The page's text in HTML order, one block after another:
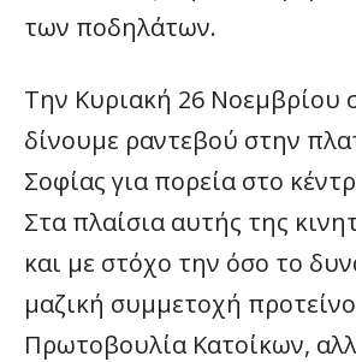
των ποδηλάτων.
Την Κυριακή 26 Νοεμβρίου
δίνουμε ραντεβού στην
Σοφίας για πορεία στο
Στα πλαίσια αυτής της
και με στόχο την όσο το
μαζική συμμετοχή
Πρωτοβουλία Κατοίκων,